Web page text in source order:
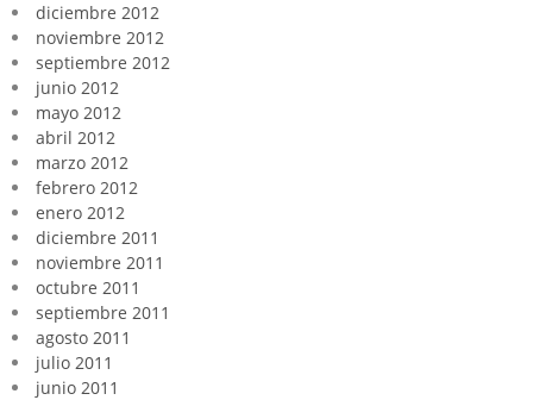
diciembre 2012
noviembre 2012
septiembre 2012
junio 2012
mayo 2012
abril 2012
marzo 2012
febrero 2012
enero 2012
diciembre 2011
noviembre 2011
octubre 2011
septiembre 2011
agosto 2011
julio 2011
junio 2011